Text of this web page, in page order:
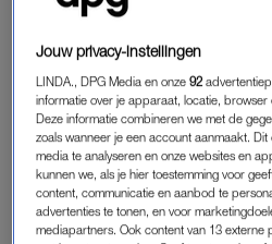
door een misdrijf, meldt de
aangetroffen in een berm langs
Er is nog niemand aangehouden.
MEISJE OVERLEDEN
Het lichaam van het meisje werd
Jouw privacy-instellingen
LINDA., DPG Media en onze92
informatie over je apparaat, locatie, browser
Deze informatie combineren we met de
zoals wanneer je een account aanmaakt.
media te analyseren en onze websites en
kunnen we, als je hier toestemming voor
content, communicatie en aanbod te
advertenties te tonen, en voor
mediapartners. Ook content van 13 externe